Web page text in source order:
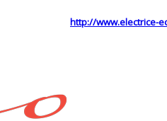
http://www.electrice-